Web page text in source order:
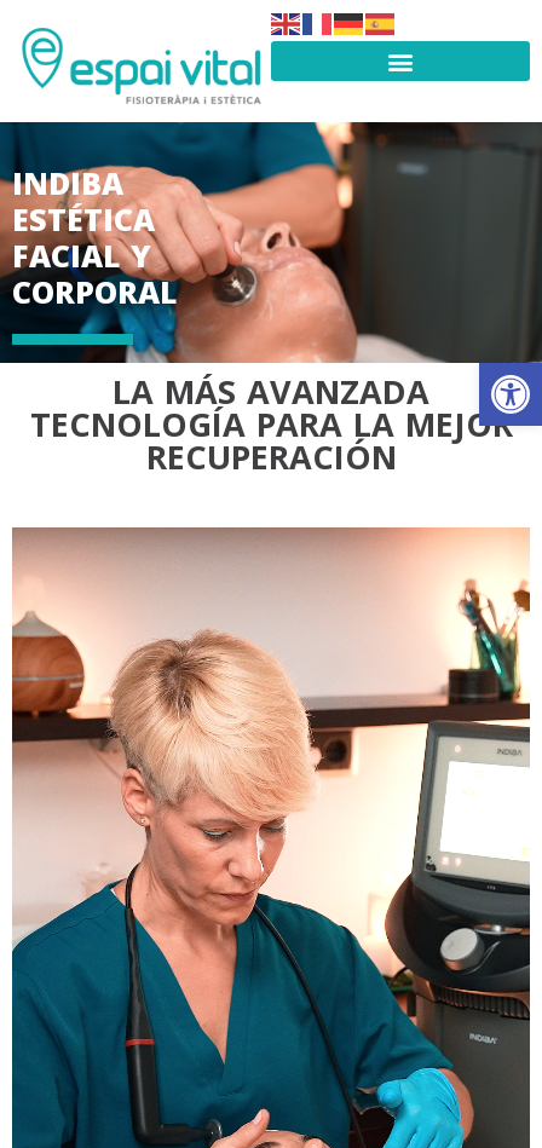
INDIBA
ESTÉTICA
FACIAL Y
CORPORAL
LA MÁS AVANZADA
TECNOLOGÍA PARA LA MEJOR
RECUPERACIÓN